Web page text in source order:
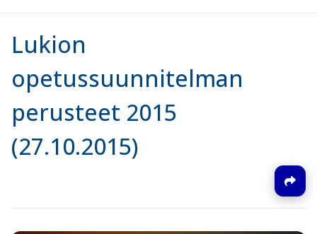
Lukion
opetussuunnitelman
perusteet 2015
(27.10.2015)